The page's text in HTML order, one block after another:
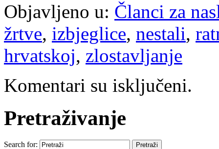
Objavljeno u: Članci za
žrtve, izbjeglice, nestali,
hrvatskoj, zlostavljanje
Komentari su isključeni.
Pretraživanje
Search for: